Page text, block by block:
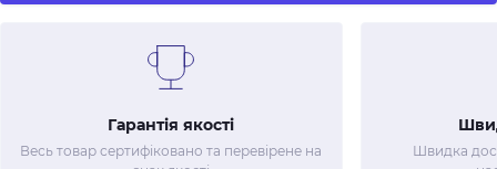
Гарантія якості
Весь товар сертифіковано та перевірене на
Швидка